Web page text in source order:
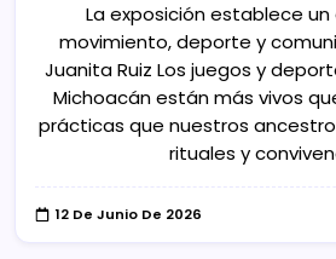
La exposición establece
movimiento, deporte y
Juanita Ruiz Los juegos y
Michoacán están más vivos
prácticas que nuestros
rituales y
12 De Junio De 2026